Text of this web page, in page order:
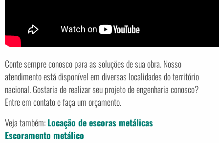
Conte sempre conosco para as soluções de sua obra. Nosso
atendimento está disponível em diversas localidades do território
nacional. Gostaria de realizar seu projeto de engenharia conosco?
Entre em contato e faça um orçamento.
Veja também:Locação de escoras metálicas
Escoramento metálico